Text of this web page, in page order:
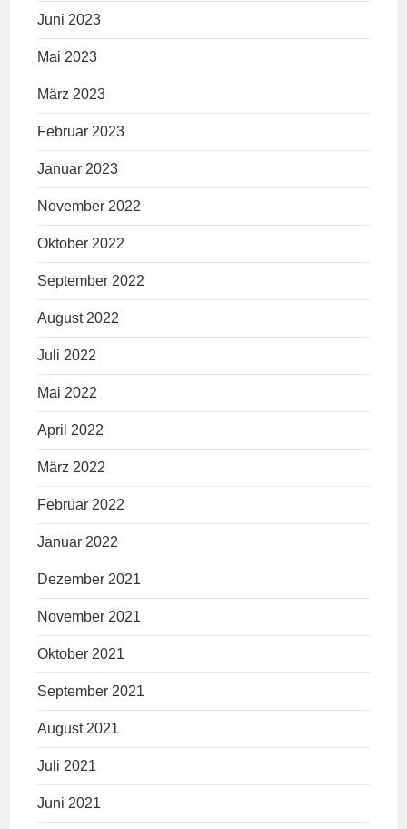
Juni 2023
Mai 2023
März 2023
Februar 2023
Januar 2023
November 2022
Oktober 2022
September 2022
August 2022
Juli 2022
Mai 2022
April 2022
März 2022
Februar 2022
Januar 2022
Dezember 2021
November 2021
Oktober 2021
September 2021
August 2021
Juli 2021
Juni 2021